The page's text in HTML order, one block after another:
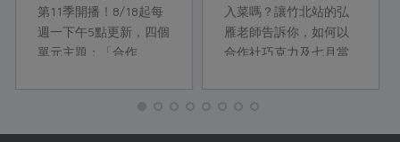
第11季開播！8/18起每
週一下午5點更新，四個
單元主題：「合作
講」、「合作瞭望
物」，精彩合作故事，
入菜嗎？讓竹北站的弘
雁老師告訴你，如何以
合作社巧克力及七月當
味的巧克力料理！